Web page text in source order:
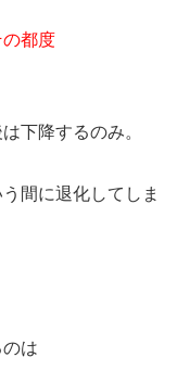
都度
下降するのみ。
間に退化してしま
は